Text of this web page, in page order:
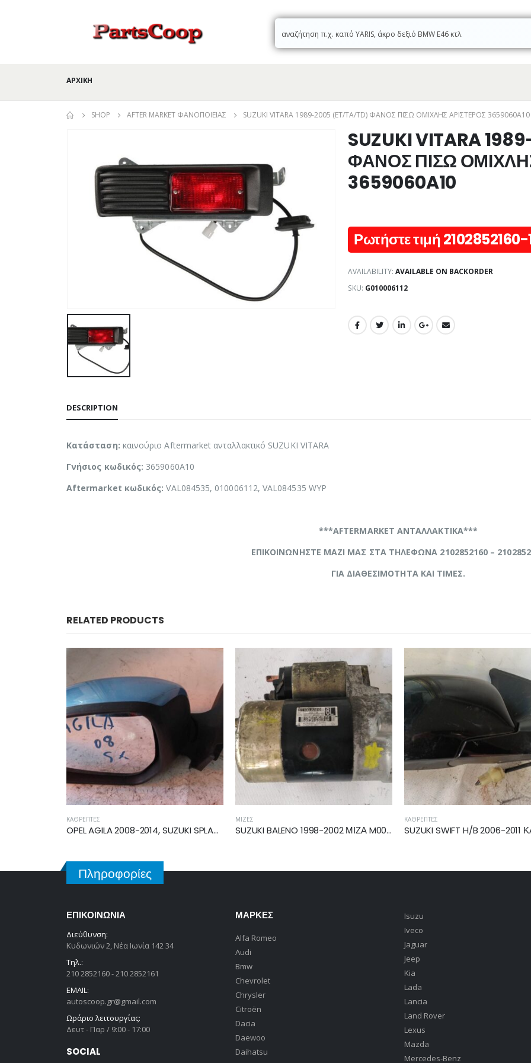
ΑΡΧΙΚΉ
SHOP AFTER MARKET ΦΑΝΟΠΟΙΕΊΑΣ SUZUKI VITARA 1989-2005 (ET/TA/TD) ΦΑΝΟΣ ΠΙΣΩ ΟΜΙΧΛΗΣ ΑΡΙΣΤΕΡΟΣ 3659060A10
SUZUKI VITARA
ΦΑΝΟΣ ΠΙΣΩ
3659060A10
Ρωτήστε τιμή 2102852160-
AVAILABILITY: AVAILABLE ON BACKORDER
SKU: G010006112
DESCRIPTION
Κατάσταση: καινούριο Aftermarket ανταλλακτικό SUZUKI VITARA
Γνήσιος κωδικός: 3659060A10
Aftermarket κωδικός: VAL084535, 010006112, VAL084535 WYP
***AFTERMARKET ΑΝΤΑΛΛΑΚΤΙΚΑ***
ΕΠΙΚΟΙΝΩΝΗΣΤΕ ΜΑΖΙ ΜΑΣ ΣΤΑ ΤΗΛΕΦΩΝΑ 2102852160 –
ΓΙΑ ΔΙΑΘΕΣΙΜΟΤΗΤΑ ΚΑΙ ΤΙΜΕΣ.
RELATED PRODUCTS
ΜΊΖΕΣ ΚΑΘΡΈΠΤΕΣ
SUZUKI SWIFT H/B 2006-2011 ΚΑΘΡΕΠΤΗΣ ΗΛΕΚΤΡΙΚΟΣ ΔΕΞΙΟΣ 5pin 84701-62JB0
ΜΊΖΕΣ
Πληροφορίες
ΕΠΙΚΟΙΝΩΝΊΑ
Διεύθυνση:
Κυδωνιών 2, Νέα Ιωνία 142 34
Τηλ.:
210 2852160 - 210 2852161
EMAIL:
autoscoop.gr@gmail.com
Ωράριο λειτουργίας:
Δευτ - Παρ / 9:00 - 17:00
SOCIAL
ΜΆΡΚΕΣ
Alfa Romeo
Audi
Bmw
Chevrolet
Chrysler
Citroën
Dacia
Daewoo
Daihatsu
Isuzu
Iveco
Jaguar
Jeep
Kia
Lada
Lancia
Land Rover
Lexus
Mazda
Mercedes-Benz